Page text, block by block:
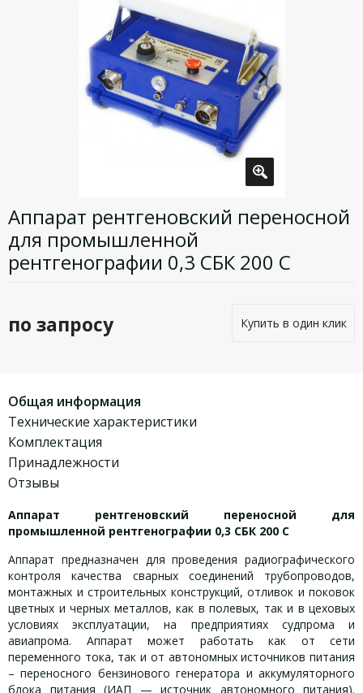
Аппарат рентгеновский переносной
для промышленной
рентгенографии 0,3 СБК 200 С
по запросу Купить в один клик
Общая информация
Технические характеристики
Комплектация
Принадлежности
Отзывы
Аппарат рентгеновский переносной для
промышленной рентгенографии 0,3 СБК 200 С
Аппарат предназначен для проведения радиографического
контроля качества сварных соединений трубопроводов,
монтажных и строительных конструкций, отливок и поковок
цветных и черных металлов, как в полевых, так и в цеховых
условиях эксплуатации, на предприятиях судпрома и
авиапрома. Аппарат может работать как от сети
переменного тока, так и от автономных источников питания
– переносного бензинового генератора и аккумуляторного
блока питания (ИАП — источник автономного питания).